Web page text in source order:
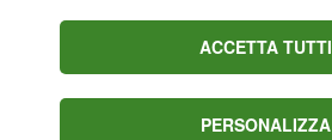
ma potrebbe trovare un
, che secondo il
Ida e screditarla
ACCETTA TUTTI
PERSONALIZZA